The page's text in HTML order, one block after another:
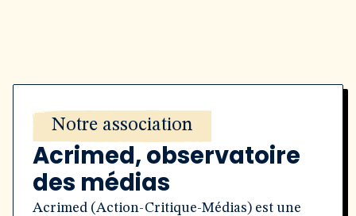
Notre association
Acrimed, observatoire
des médias
Acrimed (Action-Critique-Médias) est une